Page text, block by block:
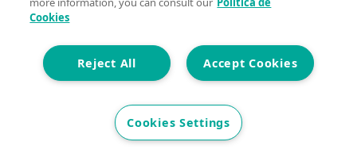
Cookies
Accept Cookies
Reject All
Cookies Settings